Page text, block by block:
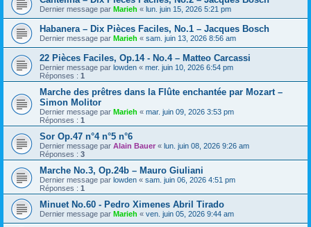
Dernier message par Marieh « lun. juin 15, 2026 5:21 pm
Habanera – Dix Pièces Faciles, No.1 – Jacques Bosch
Dernier message par Marieh « sam. juin 13, 2026 8:56 am
22 Pièces Faciles, Op.14 - No.4 – Matteo Carcassi
Dernier message par lowden « mer. juin 10, 2026 6:54 pm
Réponses : 1
Marche des prêtres dans la Flûte enchantée par Mozart –
Simon Molitor
Dernier message par Marieh « mar. juin 09, 2026 3:53 pm
Réponses : 1
Sor Op.47 n°4 n°5 n°6
Dernier message par Alain Bauer « lun. juin 08, 2026 9:26 am
Réponses : 3
Marche No.3, Op.24b – Mauro Giuliani
Dernier message par lowden « sam. juin 06, 2026 4:51 pm
Réponses : 1
Minuet No.60 - Pedro Ximenes Abril Tirado
Dernier message par Marieh « ven. juin 05, 2026 9:44 am